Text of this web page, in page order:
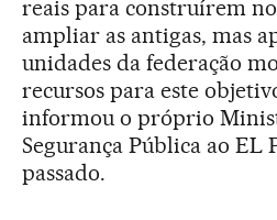
reais para construírem
ampliar as antigas, mas
unidades da federação
recursos para este
informou o próprio
Segurança Pública ao EL
passado.